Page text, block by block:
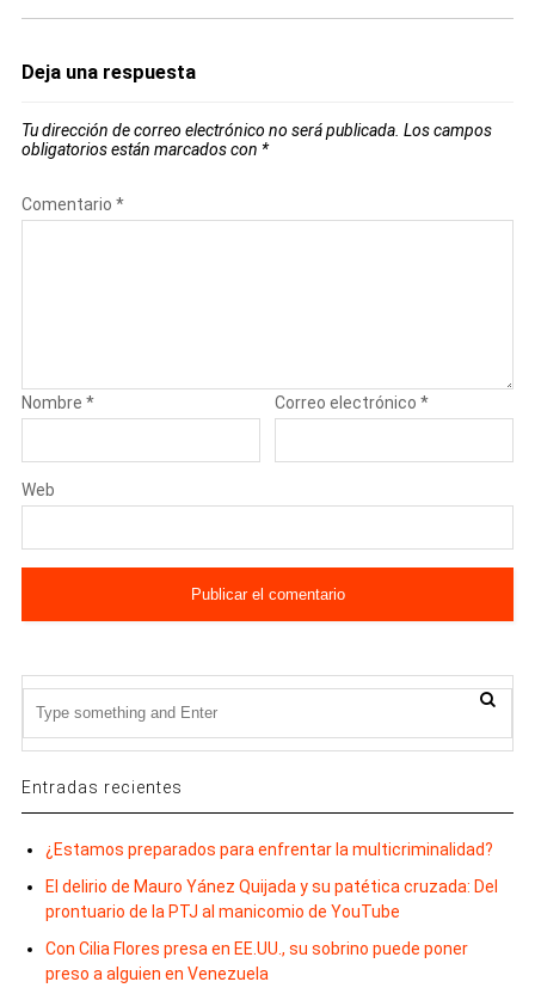
Deja una respuesta
Tu dirección de correo electrónico no será publicada. Los campos
obligatorios están marcados con *
Comentario *
Nombre * Correo electrónico*
Web
Entradas recientes
¿Estamos preparados para enfrentar la multicriminalidad?
El delirio de Mauro Yánez Quijada y su patética cruzada: Del
prontuario de la PTJ al manicomio de YouTube
Con Cilia Flores presa en EE.UU., su sobrino puede poner
preso a alguien en Venezuela